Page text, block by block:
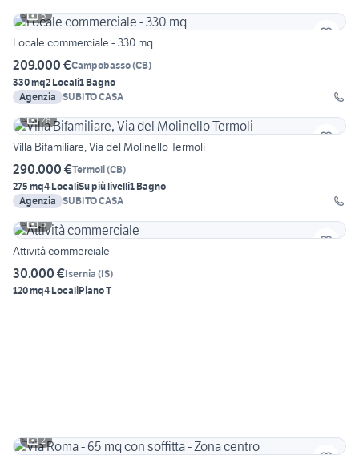
5
Locale commerciale - 330 mq
209.000 €Campobasso(CB)
330 mq2 Locali1 Bagno
Agenzia SUBITO CASA
28
Villa Bifamiliare, Via del Molinello Termoli
290.000 €Termoli(CB)
275 mq4 LocaliSu più livelli1 Bagno
Agenzia SUBITO CASA
5
Attività commerciale
30.000 €Isernia (IS)
120 mq4 LocaliPiano T
2